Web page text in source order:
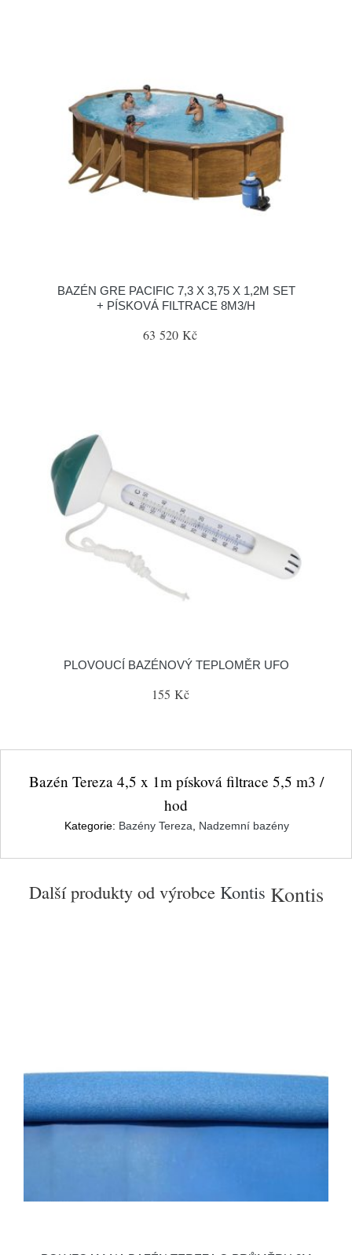
BAZÉN GRE PACIFIC 7,3 X 3,75 X 1,2M SET
+ PÍSKOVÁ FILTRACE 8M3/H
63 520 Kč
PLOVOUCÍ BAZÉNOVÝ TEPLOMĚR UFO
155 Kč
Bazén Tereza 4,5 x 1m písková filtrace 5,5 m3 /
hod
Kategorie: Bazény Tereza Nadzemní bazény
Další produkty od výrobce Kontis Kontis